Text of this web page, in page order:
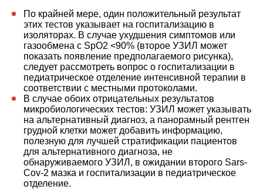
По крайней мере, один положительный результат
этих тестов указывает на госпитализацию в
изоляторах. В случае ухудшения симптомов или
газообмена с SpO2 <90% (второе УЗИЛ может
показать появление предполагаемого рисунка),
следует рассмотреть вопрос о госпитализации в
педиатрическое отделение интенсивной терапии в
соответствии с местными протоколами.
В случае обоих отрицательных результатов
микробиологических тестов: УЗИЛ может указывать
на альтернативный диагноз, а панорамный рентген
грудной клетки может добавить информацию,
полезную для лучшей стратификации пациентов
для альтернативного диагноза, не
обнаруживаемого УЗИЛ, в ожидании второго Sars-
Cov-2 мазка и госпитализации в педиатрическое
отделение.